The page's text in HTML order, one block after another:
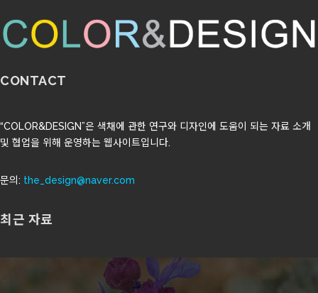
CONTACT
“COLOR&DESIGN”은 색채에 관한 연구와 디자인에 도움이 되는 자료 소개
및 협업을 위해 운영하는 웹사이트입니다.
문의: the_design@naver.com
최근 자료